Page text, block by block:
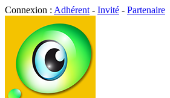
Connexion : Adhérent - Invité - Partenaire